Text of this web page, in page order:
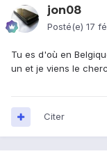
jon08
Posté(e) 17
Tu es d'où en
un et je viens le
Citer